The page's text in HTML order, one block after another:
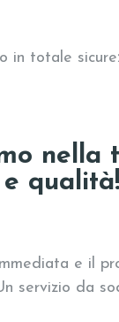
in totale
qualità!
e il
servizio da